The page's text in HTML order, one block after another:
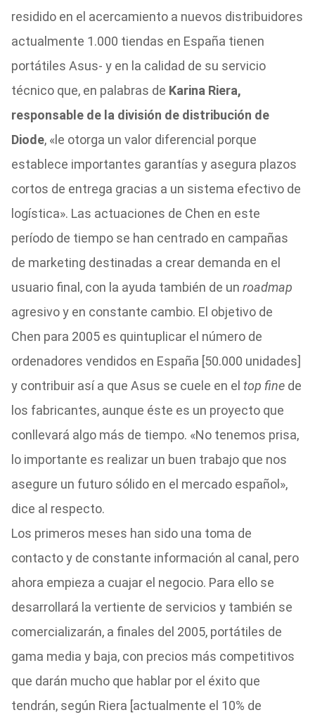
residido en el acercamiento a nuevos distribuidores
actualmente 1.000 tiendas en España tienen
portátiles Asus- y en la calidad de su servicio
técnico que, en palabras de Karina Riera,
responsable de la división de distribución de
Diode, «le otorga un valor diferencial porque
establece importantes garantías y asegura plazos
cortos de entrega gracias a un sistema efectivo de
logística». Las actuaciones de Chen en este
período de tiempo se han centrado en campañas
de marketing destinadas a crear demanda en el
usuario final, con la ayuda también de un roadmap
agresivo y en constante cambio. El objetivo de
Chen para 2005 es quintuplicar el número de
ordenadores vendidos en España [50.000 unidades]
y contribuir así a que Asus se cuele en el top finede
los fabricantes, aunque éste es un proyecto que
conllevará algo más de tiempo. «No tenemos prisa,
lo importante es realizar un buen trabajo que nos
asegure un futuro sólido en el mercado español»,
dice al respecto.
Los primeros meses han sido una toma de
contacto y de constante información al canal, pero
ahora empieza a cuajar el negocio. Para ello se
desarrollará la vertiente de servicios y también se
comercializarán, a finales del 2005, portátiles de
gama media y baja, con precios más competitivos
que darán mucho que hablar por el éxito que
tendrán, según Riera [actualmente el 10% de